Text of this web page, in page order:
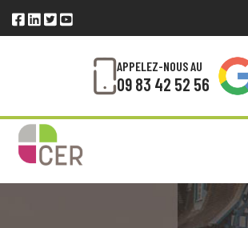
APPELEZ-NOUS AU
09 83 42 52 56